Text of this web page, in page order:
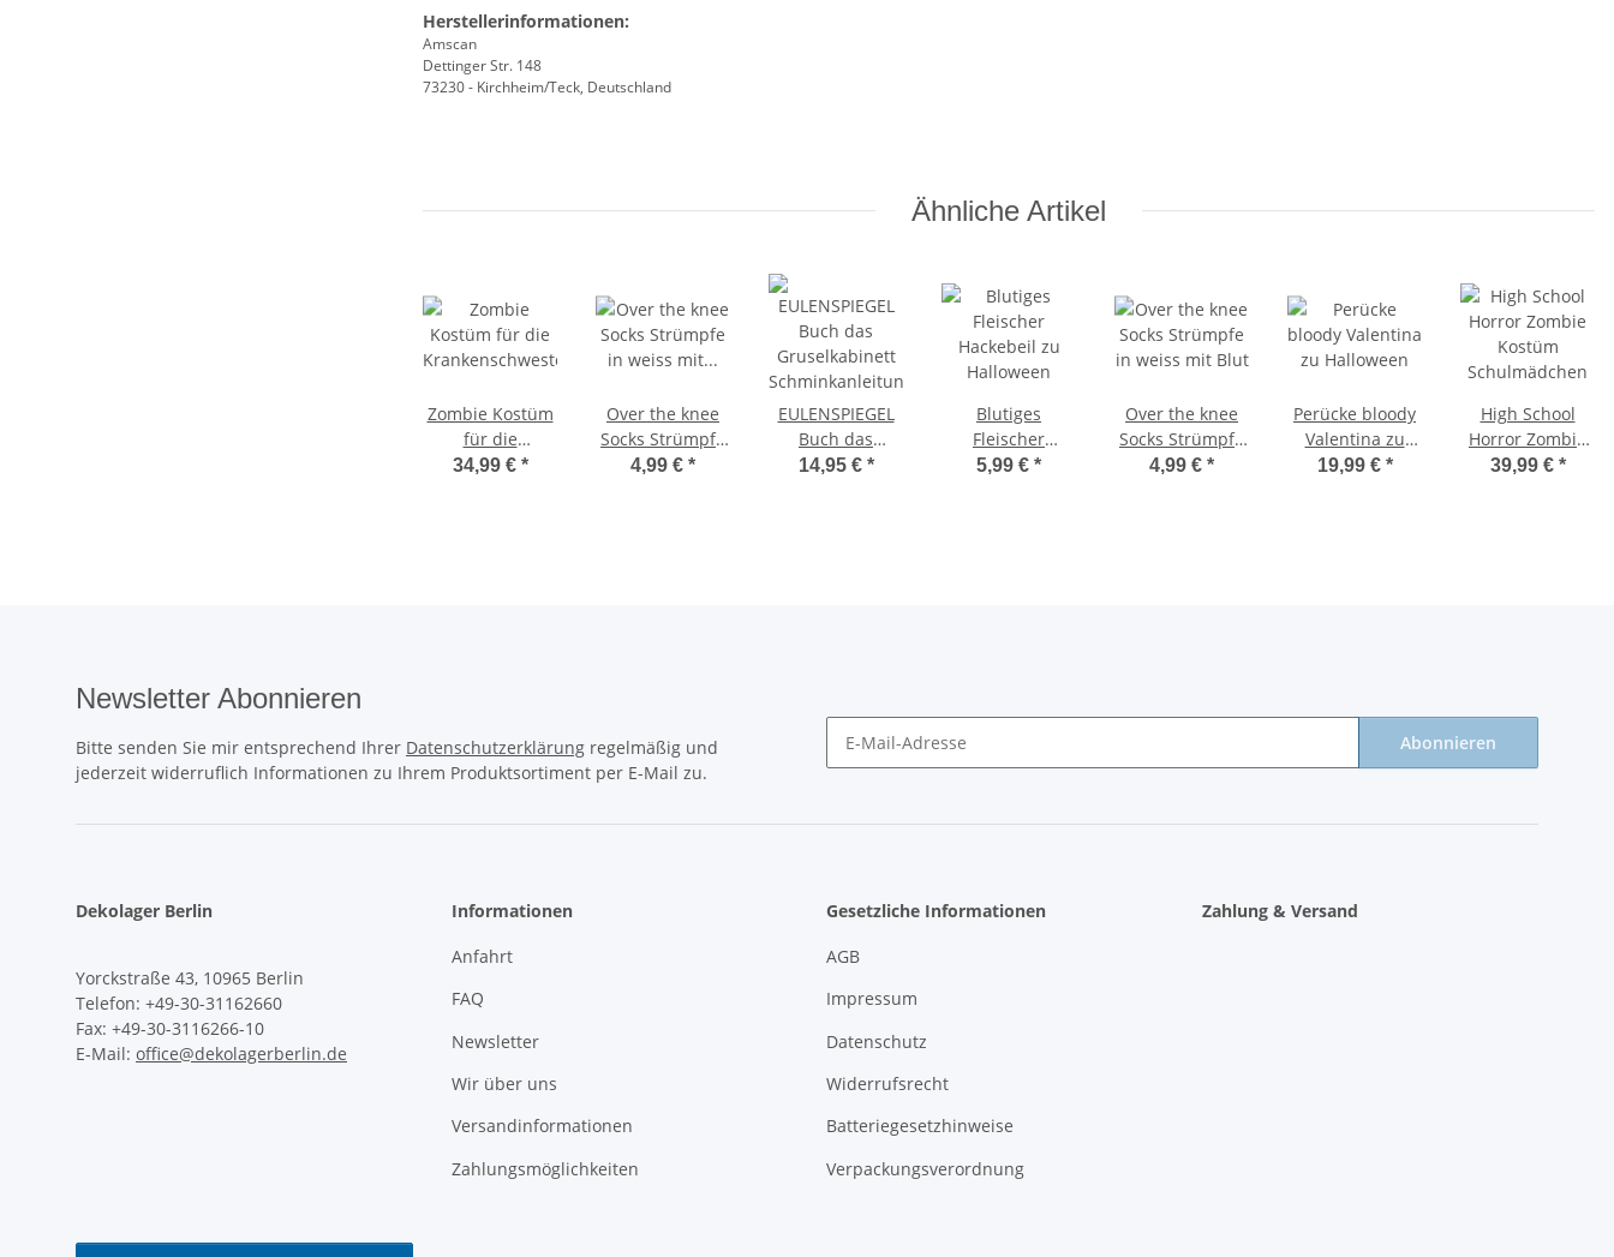
Herstellerinformationen:
Amscan
Dettinger Str. 148
73230 - Kirchheim/Teck, Deutschland
Ähnliche Artikel
Zombie Kostüm
für die
Krankenschwester
34,99 € *
Over the knee
Socks Strümpfe
in weiss mit
4,99 € *
EULENSPIEGEL
Buch das
Gruselkabinett
14,95 € *
Blutiges
Fleischer
Hackebeil zu
5,99 € *
Over the knee
Socks Strümpfe
in weiss mit Blut
4,99 € *
Perücke bloody
Valentina zu
Halloween
19,99 € *
High School
Horror Zombie
Kostüm
39,99 € *
Newsletter Abonnieren
Bitte senden Sie mir entsprechend Ihrer Datenschutzerklärung regelmäßig und
jederzeit widerruflich Informationen zu Ihrem Produktsortiment per E-Mail zu.
Abonnieren
Dekolager Berlin
Yorckstraße 43, 10965 Berlin
Telefon: +49-30-31162660
Fax: +49-30-3116266-10
E-Mail: office@dekolagerberlin.de
Informationen
Anfahrt
FAQ
Newsletter
Wir über uns
Versandinformationen
Zahlungsmöglichkeiten
Gesetzliche Informationen
AGB
Impressum
Datenschutz
Widerrufsrecht
Batteriegesetzhinweise
Verpackungsverordnung
Zahlung & Versand